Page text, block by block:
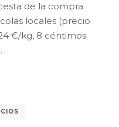
de la compra
locales (precio
€/kg, 8 céntimos